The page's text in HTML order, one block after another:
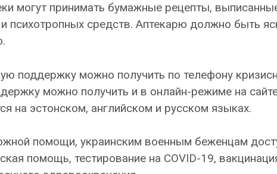
могут принимать бумажные рецепты,
и психотропных средств. Аптекарю должно быть
поддержку можно получить по телефону
можно получить и в онлайн-режиме на
на эстонском, английском и русском языках.
помощи, украинским военным беженцам
помощь, тестирование на COVID-19,